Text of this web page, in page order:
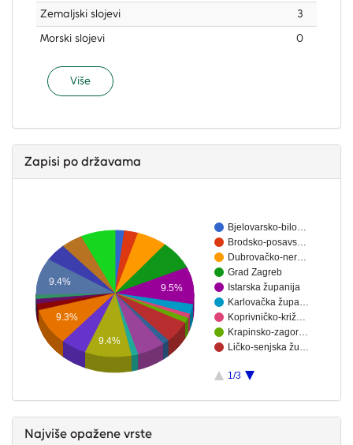
Zemaljski slojevi
3
Morski slojevi
0
Više
Zapisi po državama
Bjelovarsko-bilo…
Brodsko-posavs…
Dubrovačko-ner…
Grad Zagreb
Istarska županija
Karlovačka župa…
Koprivničko-križ…
Krapinsko-zagor…
Ličko-senjska žu…
1/3
9.5%
9.4%
9.3%
9.4%
Najviše opažene vrste